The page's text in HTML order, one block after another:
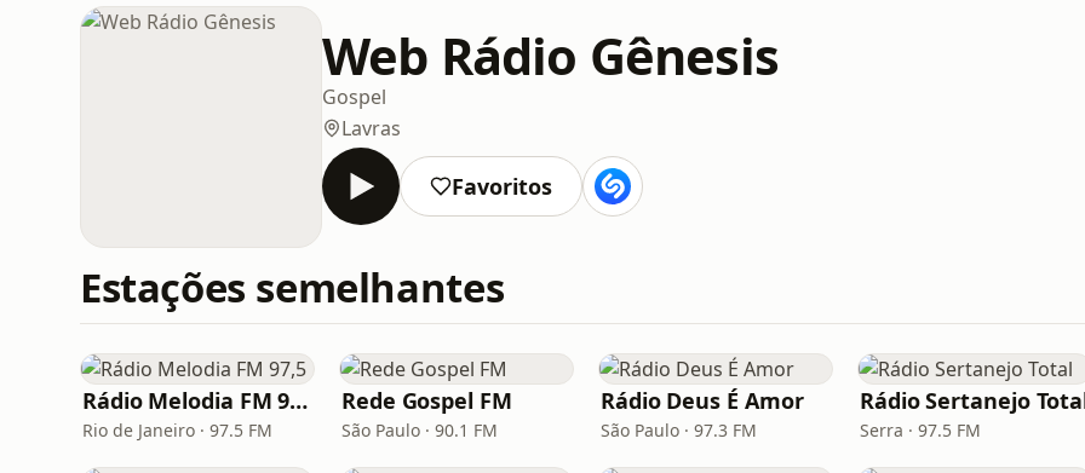
Web Rádio Gênesis
Gospel
Lavras
Favoritos
Estações semelhantes
Rádio Melodia FM 97,5
Rio de Janeiro · 97.5 FM
Rede Gospel FM
São Paulo · 90.1 FM
Rádio Deus É Amor
São Paulo · 97.3 FM
Rádio Sertanejo
Serra · 97.5 FM